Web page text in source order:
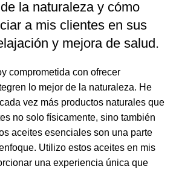
la naturaleza y cómo
a mis clientes en sus
y mejora de salud.
comprometida con ofrecer
lo mejor de la naturaleza. He
vez más productos naturales que
no solo físicamente, sino también
aceites esenciales son una parte
Utilizo estos aceites en mis
una experiencia única que